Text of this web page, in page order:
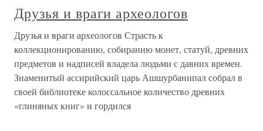
Друзья и враги археологов
Друзья и враги археологов Страсть к
коллекционированию, собиранию монет, статуй, древних
предметов и надписей владела людьми с давних времен.
Знаменитый ассирийский царь Ашшурбанипал собрал в
своей библиотеке колоссальное количество древних
«глиняных книг» и гордился